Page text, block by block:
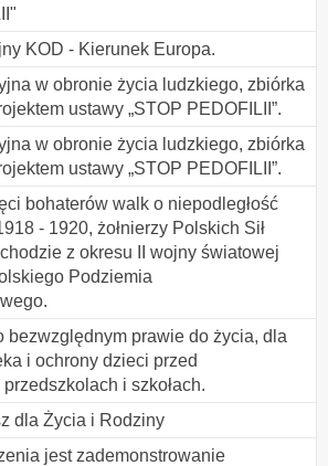
KOD - Kierunek Europa.
w obronie życia ludzkiego, zbiórka
ustawy „STOP PEDOFILII”.
w obronie życia ludzkiego, zbiórka
ustawy „STOP PEDOFILII”.
bohaterów walk o niepodległość
- 1920, żołnierzy Polskich Sił
z okresu II wojny światowej
Podziemia
bezwzględnym prawie do życia, dla
i ochrony dzieci przed
i szkołach.
dla Życia i Rodziny
jest zademonstrowanie